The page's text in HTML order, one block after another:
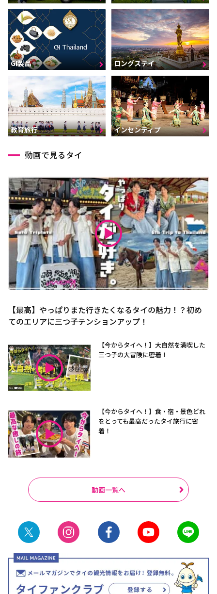
GI製品 ロングステイ
教育旅行 インセンティブ
動画で見るタイ
【最高】やっぱりまた行きたくなるタイの魅力！？初め
てのエリアに三つ子テンションアップ！
【今からタイへ！】大自然を満喫した
三つ子の大冒険に密着！
【今からタイへ！】食・宿・景色どれ
をとっても最高だったタイ旅行に密
着！
動画一覧へ